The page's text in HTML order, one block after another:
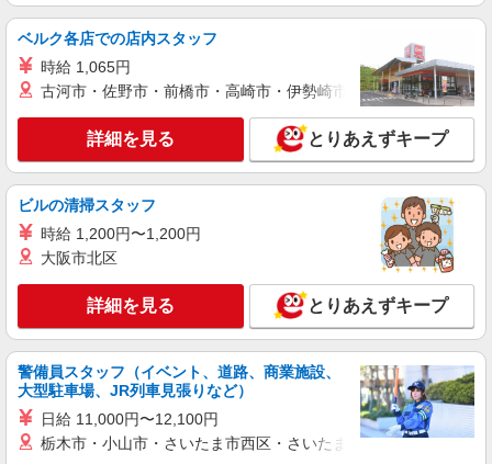
ベルク各店での店内スタッフ
時給 1,065円
古河市・佐野市・前橋市・高崎市・伊勢崎市・太田市・館林市
詳細を見る とりあえずキープ
ビルの清掃スタッフ
時給 1,200円〜1,200円
大阪市北区
詳細を見る とりあえずキープ
警備員スタッフ（イベント、道路、商業施設、
大型駐車場、JR列車見張りなど）
日給 11,000円〜12,100円
栃木市・小山市・さいたま市西区・さいたま市岩槻区・久喜市・